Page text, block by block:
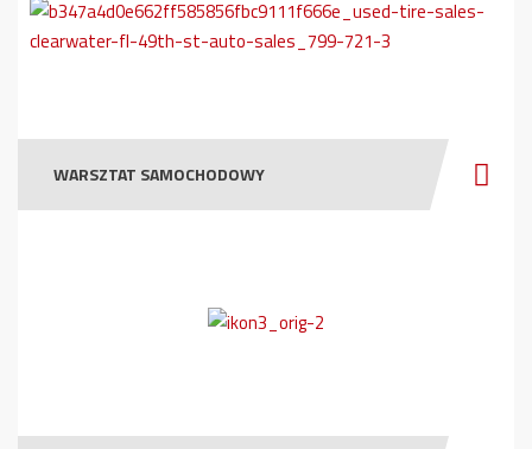
WARSZTAT SAMOCHODOWY